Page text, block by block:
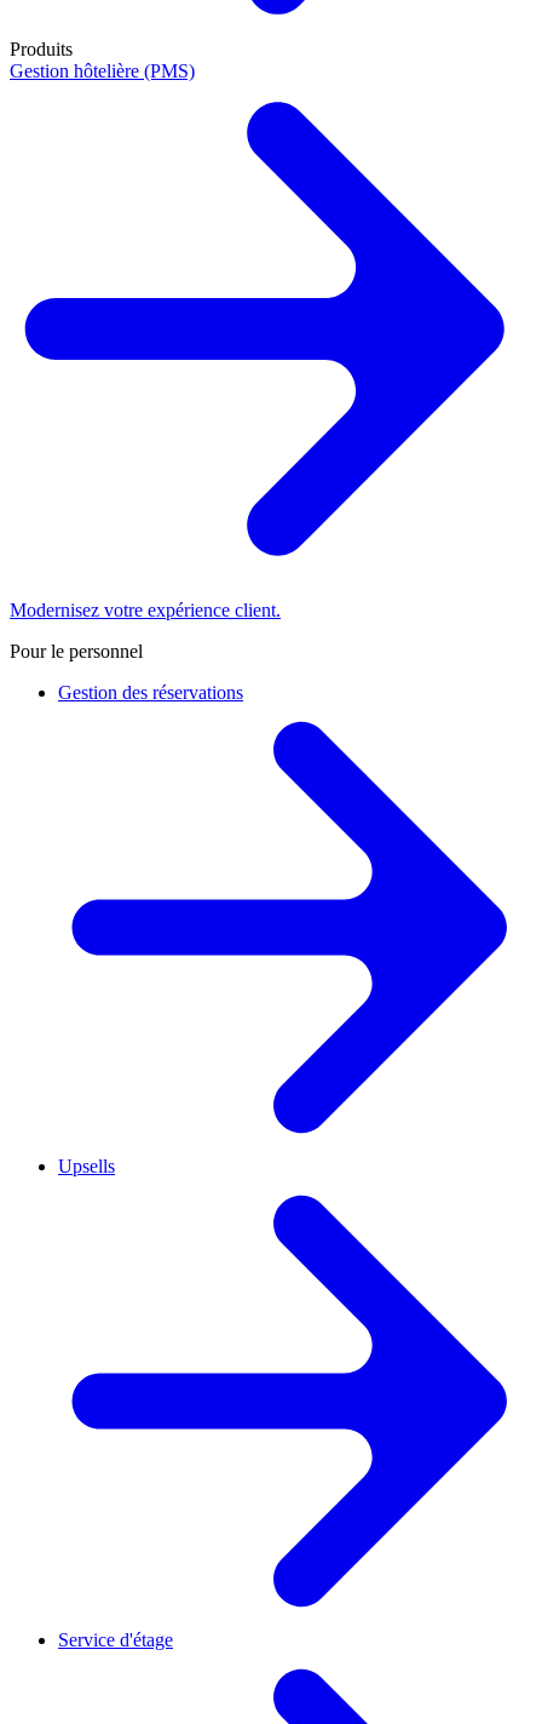
Produits
Gestion hôtelière (PMS)
Modernisez votre expérience client.
Pour le personnel
Gestion des réservations
Upsells
Service d'étage